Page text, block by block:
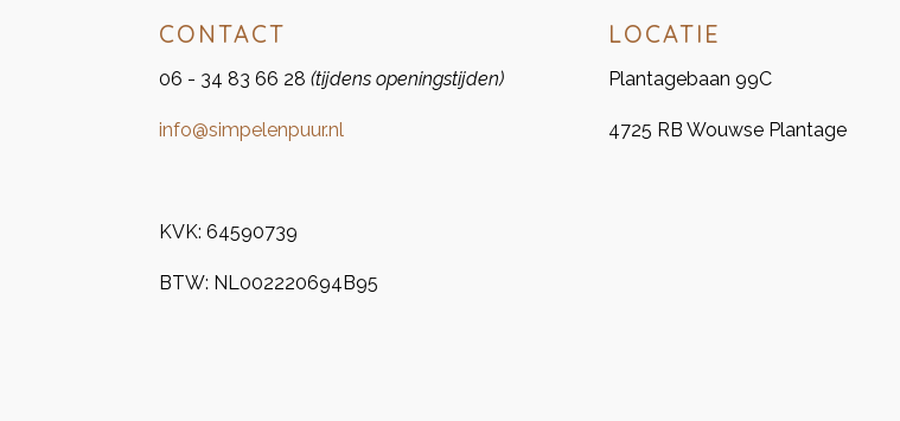
CONTACT
06 - 34 83 66 28(tijdens openingstijden)
info@simpelenpuur.nl
KVK:64590739
BTW: NL002220694B95
LOCATIE
Plantagebaan 99C
4725 RB Wouwse Plantage